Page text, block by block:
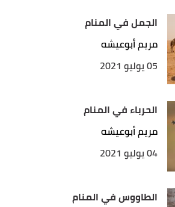
الجمل في المنام
مريم أبوعيشه
05 يوليو 2021
الحرباء في المنام
مريم أبوعيشه
04 يوليو 2021
الطاووس في المنام